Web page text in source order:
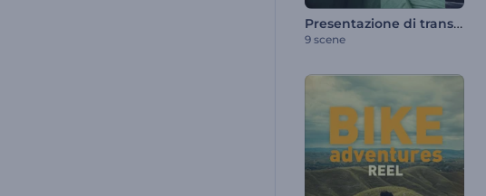
Presentazione di transizioni frammentate
9 scene